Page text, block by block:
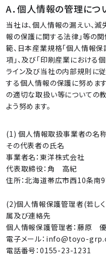
A．個人情報の管理につ
当社は、個人情報の漏えい、滅
報の保護に関する法律」等の
範、日本産業規格「個人情報
項」、及び「印刷産業における
ライン及び当社の内部規則に
する個人情報の保護に努めま
の適切な取扱い等についての
よう努めます。
(1) 個人情報取扱事業者の名
その代表者の氏名
事業者名：東洋株式会社
代表取締役：角 高紀
住所：北海道帯広市西10条南
(2)個人情報保護管理者(若し
属及び連絡先
個人情報保護管理者：藤原
電子メール：info@toyo-
電話番号：0155-23-1231